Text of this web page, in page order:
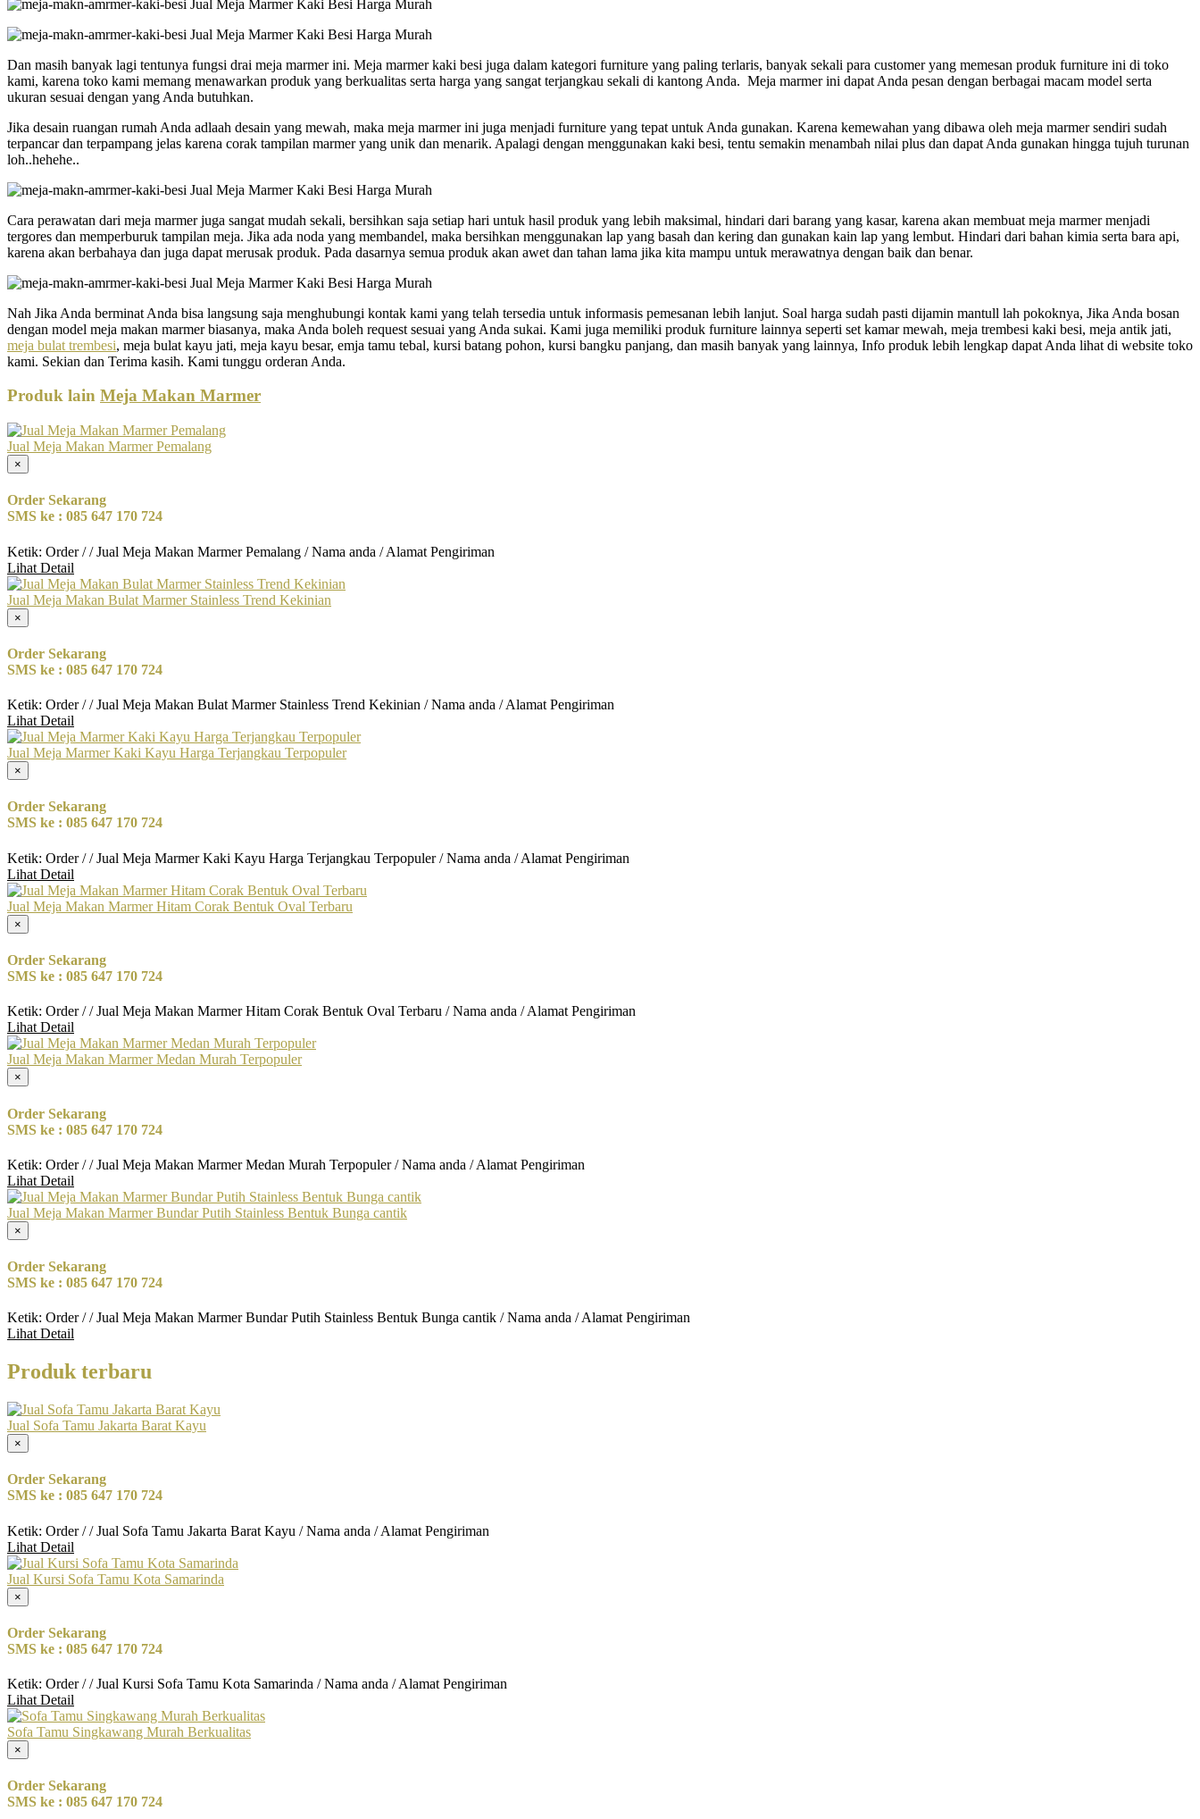
Dan masih banyak lagi tentunya fungsi drai meja marmer ini. Meja marmer kaki besi juga dalam kategori furniture yang paling terlaris, banyak sekali para customer yang memesan produk furniture ini di toko
kami, karena toko kami memang menawarkan produk yang berkualitas serta harga yang sangat terjangkau sekali di kantong Anda. Meja marmer ini dapat Anda pesan dengan berbagai macam model serta
ukuran sesuai dengan yang Anda butuhkan.
Jika desain ruangan rumah Anda adlaah desain yang mewah, maka meja marmer ini juga menjadi furniture yang tepat untuk Anda gunakan. Karena kemewahan yang dibawa oleh meja marmer sendiri sudah
terpancar dan terpampang jelas karena corak tampilan marmer yang unik dan menarik. Apalagi dengan menggunakan kaki besi, tentu semakin menambah nilai plus dan dapat Anda gunakan hingga tujuh turunan
loh..hehehe..
Cara perawatan dari meja marmer juga sangat mudah sekali, bersihkan saja setiap hari untuk hasil produk yang lebih maksimal, hindari dari barang yang kasar, karena akan membuat meja marmer menjadi
tergores dan memperburuk tampilan meja. Jika ada noda yang membandel, maka bersihkan menggunakan lap yang basah dan kering dan gunakan kain lap yang lembut. Hindari dari bahan kimia serta bara api,
karena akan berbahaya dan juga dapat merusak produk. Pada dasarnya semua produk akan awet dan tahan lama jika kita mampu untuk merawatnya dengan baik dan benar.
Nah Jika Anda berminat Anda bisa langsung saja menghubungi kontak kami yang telah tersedia untuk informasis pemesanan lebih lanjut. Soal harga sudah pasti dijamin mantull lah pokoknya, Jika Anda bosan
dengan model meja makan marmer biasanya, maka Anda boleh request sesuai yang Anda sukai. Kami juga memiliki produk furniture lainnya seperti set kamar mewah, meja trembesi kaki besi, meja antik jati,
meja bulat trembesi, meja bulat kayu jati, meja kayu besar, emja tamu tebal, kursi batang pohon, kursi bangku panjang, dan masih banyak yang lainnya, Info produk lebih lengkap dapat Anda lihat di website toko
kami. Sekian dan Terima kasih. Kami tunggu orderan Anda.
Produk lain Meja Makan Marmer
Jual Meja Makan Marmer Pemalang
×
Order Sekarang
SMS ke : 085 647 170 724
Ketik: Order / / Jual Meja Makan Marmer Pemalang / Nama anda / Alamat Pengiriman
Lihat Detail
Jual Meja Makan Bulat Marmer Stainless Trend Kekinian
×
Order Sekarang
SMS ke : 085 647 170 724
Ketik: Order / / Jual Meja Makan Bulat Marmer Stainless Trend Kekinian / Nama anda / Alamat Pengiriman
Lihat Detail
Jual Meja Marmer Kaki Kayu Harga Terjangkau Terpopuler
×
Order Sekarang
SMS ke : 085 647 170 724
Ketik: Order / / Jual Meja Marmer Kaki Kayu Harga Terjangkau Terpopuler / Nama anda / Alamat Pengiriman
Lihat Detail
Jual Meja Makan Marmer Hitam Corak Bentuk Oval Terbaru
×
Order Sekarang
SMS ke : 085 647 170 724
Ketik: Order / / Jual Meja Makan Marmer Hitam Corak Bentuk Oval Terbaru / Nama anda / Alamat Pengiriman
Lihat Detail
Jual Meja Makan Marmer Medan Murah Terpopuler
×
Order Sekarang
SMS ke : 085 647 170 724
Ketik: Order / / Jual Meja Makan Marmer Medan Murah Terpopuler / Nama anda / Alamat Pengiriman
Lihat Detail
Jual Meja Makan Marmer Bundar Putih Stainless Bentuk Bunga cantik
×
Order Sekarang
SMS ke : 085 647 170 724
Ketik: Order / / Jual Meja Makan Marmer Bundar Putih Stainless Bentuk Bunga cantik / Nama anda / Alamat Pengiriman
Lihat Detail
Produk terbaru
Jual Sofa Tamu Jakarta Barat Kayu
×
Order Sekarang
SMS ke : 085 647 170 724
Ketik: Order / / Jual Sofa Tamu Jakarta Barat Kayu / Nama anda / Alamat Pengiriman
Lihat Detail
Jual Kursi Sofa Tamu Kota Samarinda
×
Order Sekarang
SMS ke : 085 647 170 724
Ketik: Order / / Jual Kursi Sofa Tamu Kota Samarinda / Nama anda / Alamat Pengiriman
Lihat Detail
Sofa Tamu Singkawang Murah Berkualitas
×
Order Sekarang
SMS ke : 085 647 170 724